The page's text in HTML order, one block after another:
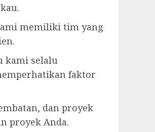
memiliki tim yang
kami selalu
faktor
dan proyek
proyek Anda.